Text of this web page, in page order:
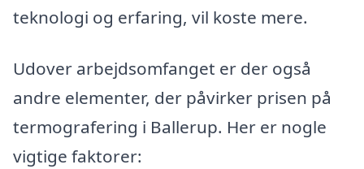
teknologi og erfaring, vil koste mere.
Udover arbejdsomfanget er der også
andre elementer, der påvirker prisen på
termografering i Ballerup. Her er nogle
vigtige faktorer: